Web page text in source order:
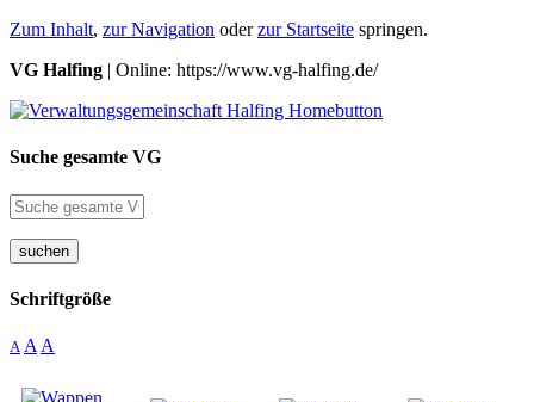
Zum Inhalt, zur Navigation oderzur Startseite springen.
VG Halfing | Online: https://www.vg-halfing.de/
Suche gesamte VG
suchen
Schriftgröße
A A A